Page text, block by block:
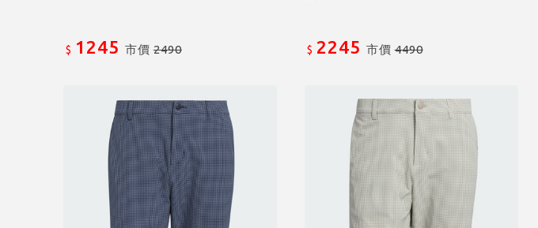
$ 1245 市價2490 $ 2245 市價4490